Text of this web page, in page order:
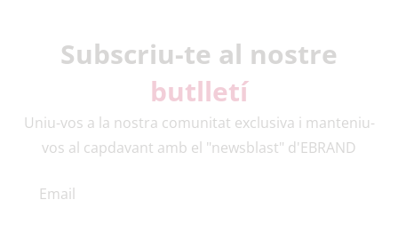
Subscriu-te al nostre
butlletí
Uniu-vos a la nostra comunitat exclusiva i manteniu-
vos al capdavant amb el "newsblast" d'EBRAND